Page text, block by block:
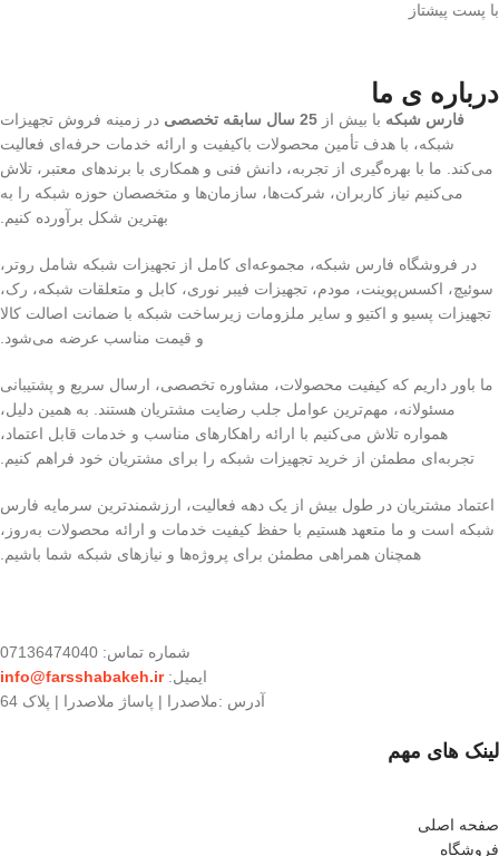
با پست پیشتاز
درباره ی ما
فارس شبکه با بیش از 25 سال سابقه تخصصی
در زمینه فروش تجهیزات
شبکه، با هدف تأمین محصولات باکیفیت و ارائه خدمات حرفه‌ای فعالیت
می‌کند. ما با بهره‌گیری از تجربه، دانش فنی و همکاری با برندهای معتبر، تلاش
می‌کنیم نیاز کاربران، شرکت‌ها، سازمان‌ها و متخصصان حوزه شبکه را به
بهترین شکل برآورده کنیم.
در فروشگاه فارس شبکه، مجموعه‌ای کامل از تجهیزات شبکه شامل روتر،
سوئیچ، اکسس‌پوینت، مودم، تجهیزات فیبر نوری، کابل و متعلقات شبکه، رک،
تجهیزات پسیو و اکتیو و سایر ملزومات زیرساخت شبکه با ضمانت اصالت کالا
و قیمت مناسب عرضه می‌شود.
ما باور داریم که کیفیت محصولات، مشاوره تخصصی، ارسال سریع و پشتیبانی
مسئولانه، مهم‌ترین عوامل جلب رضایت مشتریان هستند. به همین دلیل،
همواره تلاش می‌کنیم با ارائه راهکارهای مناسب و خدمات قابل اعتماد،
تجربه‌ای مطمئن از خرید تجهیزات شبکه را برای مشتریان خود فراهم کنیم.
اعتماد مشتریان در طول بیش از یک دهه فعالیت، ارزشمندترین سرمایه فارس
شبکه است و ما متعهد هستیم با حفظ کیفیت خدمات و ارائه محصولات به‌روز،
همچنان همراهی مطمئن برای پروژه‌ها و نیازهای شبکه شما باشیم.
شماره تماس: 07136474040
ایمیل:info@farsshabakeh.ir
آدرس :ملاصدرا | پاساژ ملاصدرا | پلاک 64
لینک های مهم
صفحه اصلی
فروشگاه